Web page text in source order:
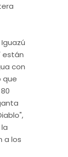
están
con
que
a los